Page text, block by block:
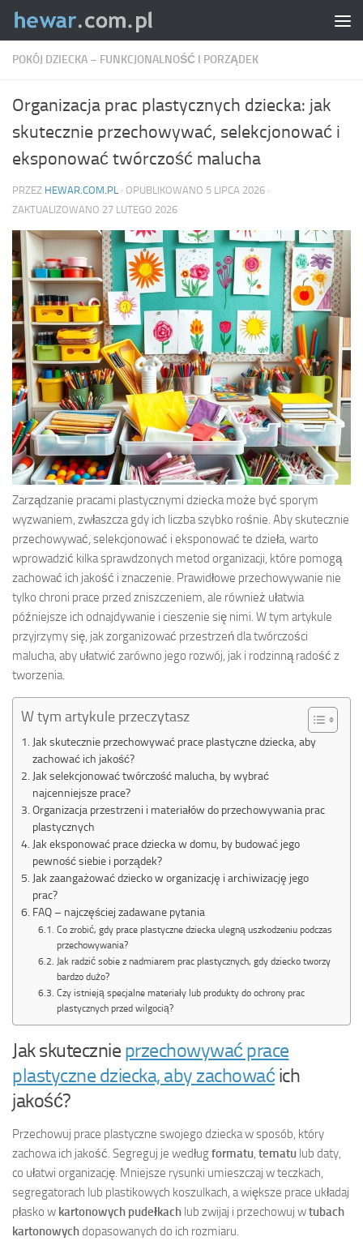
Skip to content
POKÓJ DZIECKA – FUNKCJONALNOŚĆ I PORZĄDEK
Organizacja prac plastycznych dziecka: jak
skutecznie przechowywać, selekcjonować i
eksponować twórczość malucha
PRZEZ HEWAR.COM.PL · OPUBLIKOWANO 5 LIPCA 2026 ·
ZAKTUALIZOWANO 27 LUTEGO 2026
Zarządzanie pracami plastycznymi dziecka może być sporym
wyzwaniem, zwłaszcza gdy ich liczba szybko rośnie. Aby skutecznie
przechowywać, selekcjonować i eksponować te dzieła, warto
wprowadzić kilka sprawdzonych metod organizacji, które pomogą
zachować ich jakość i znaczenie. Prawidłowe przechowywanie nie
tylko chroni prace przed zniszczeniem, ale również ułatwia
późniejsze ich odnajdywanie i cieszenie się nimi. W tym artykule
przyjrzymy się, jak zorganizować przestrzeń dla twórczości
malucha, aby ułatwić zarówno jego rozwój, jak i rodzinną radość z
tworzenia.
W tym artykule przeczytasz
Jak skutecznie przechowywać prace plastyczne dziecka, aby
zachować ich jakość?
Jak selekcjonować twórczość malucha, by wybrać
najcenniejsze prace?
Organizacja przestrzeni i materiałów do przechowywania prac
plastycznych
Jak eksponować prace dziecka w domu, by budować jego
pewność siebie i porządek?
Jak zaangażować dziecko w organizację i archiwizację jego
prac?
FAQ – najczęściej zadawane pytania
Co zrobić, gdy prace plastyczne dziecka ulegną uszkodzeniu podczas
przechowywania?
Jak radzić sobie z nadmiarem prac plastycznych, gdy dziecko tworzy
bardzo dużo?
Czy istnieją specjalne materiały lub produkty do ochrony prac
plastycznych przed wilgocią?
Jak skutecznie przechowywać prace
plastyczne dziecka, aby zachowaćich
jakość?
Przechowuj prace plastyczne swojego dziecka w sposób, który
zachowa ich jakość. Segreguj je wedługformatu tematu lub daty,
co ułatwi organizację. Mniejsze rysunki umieszczaj w teczkach,
segregatorach lub plastikowych koszulkach, a większe prace układaj
płasko w kartonowych pudełkach lub zwijaj i przechowuj wtubach
kartonowychdopasowanych do ich rozmiaru.